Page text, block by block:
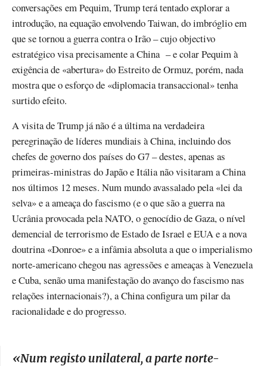
conversações em Pequim, Trump terá tentado explorar a
introdução, na equação envolvendo Taiwan, do imbróglio em
que se tornou a guerra contra o Irão – cujo objectivo
estratégico visa precisamente a China – e colar Pequim à
exigência de «abertura» do Estreito de Ormuz, porém, nada
mostra que o esforço de «diplomacia transaccional» tenha
surtido efeito.
A visita de Trump já não é a última na verdadeira
peregrinação de líderes mundiais à China, incluindo dos
chefes de governo dos países do G7 – destes, apenas as
primeiras-ministras do Japão e Itália não visitaram a China
nos últimos 12 meses. Num mundo avassalado pela «lei da
selva» e a ameaça do fascismo (e o que são a guerra na
Ucrânia provocada pela NATO, o genocídio de Gaza, o nível
demencial de terrorismo de Estado de Israel e EUA e a nova
doutrina «Donroe» e a infâmia absoluta a que o imperialismo
norte-americano chegou nas agressões e ameaças à Venezuela
e Cuba, senão uma manifestação do avanço do fascismo nas
relações internacionais?), a China configura um pilar da
racionalidade e do progresso.
«Num registo unilateral, a parte norte-